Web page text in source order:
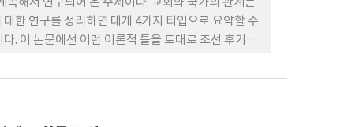
해서 연구되어 온 주제이다. 교회와 국가의 관계는
한 연구를 정리하면 대개 4가지 타입으로 요약할 수
. 이 논문에선 이런 이론적 틀을 토대로 조선 후기에
상재상서(上宰相書)) 를 통해 살펴보고 있다. 이 연
이들의 대응이 향후 천주교의 전파에 어떤 영향을
교는 하나였지만 교회와 국가의 대립과 갈등 그리고